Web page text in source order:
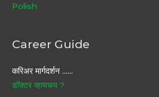
Polish
Career Guide
करिअर मार्गदर्शन ……
डॉक्टर व्हायचय ?